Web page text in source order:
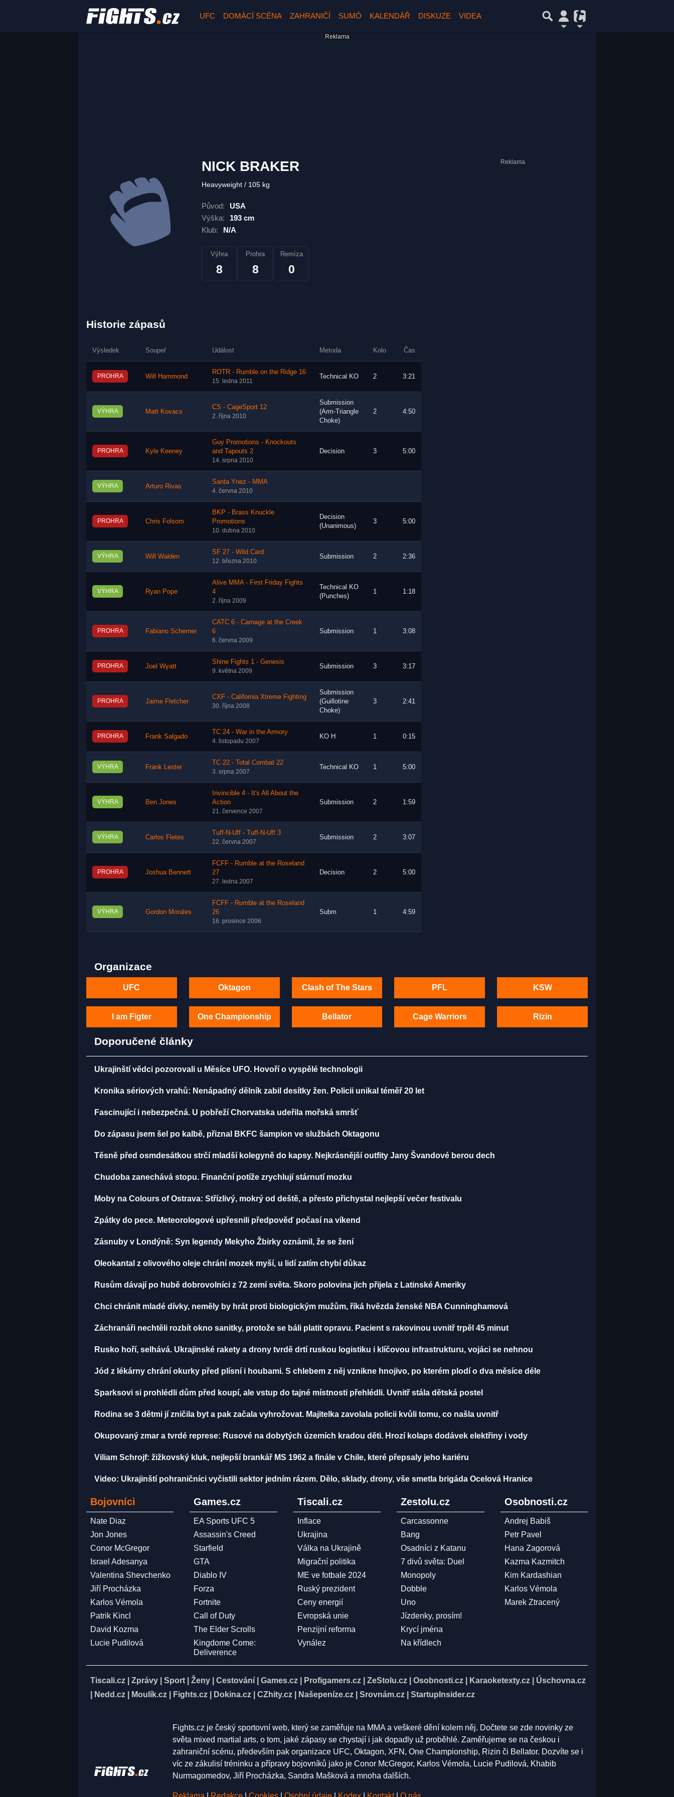
UFC DOMÁCÍ SCÉNA ZAHRANIČÍ SUMÓ KALENDÁŘ DISKUZE VIDEA
NICK BRAKER
Heavyweight 105 kg
Původ:
USA
Výška:
193 cm
Klub:
N/A
Výhra
8
Prohra
8
Remíza
0
Historie zápasů
Výsledek Soupeř Událost Metoda Kolo Čas
PROHRA Will Hammond
ROTR - Rumble on the Ridge 16
15. ledna 2011
Technical KO 2 3:21
VÝHRA Matt Kovacs
CS - CageSport 12
2. října 2010
Submission
(Arm-Triangle
Choke)
2 4:50
PROHRA Kyle Keeney
Guy Promotions - Knockouts
and Tapouts 2
14. srpna 2010
Decision 3 5:00
VÝHRA Arturo Rivas
Santa Ynez - MMA
4. června 2010
PROHRA Chris Folsom
BKP - Brass Knuckle
Promotions
10. dubna 2010
Decision
(Unanimous)
3 5:00
VÝHRA Will Walden
SF 27 - Wild Card
12. března 2010
Submission 2 2:36
VÝHRA Ryan Pope
Alive MMA - First Friday Fights
4
2. října 2009
Technical KO
(Punches)
1 1:18
PROHRA Fabiano Scherner
CATC 6 - Carnage at the Creek
6
6. června 2009
Submission 1 3:08
PROHRA Joel Wyatt
Shine Fights 1 - Genesis
9. května 2009
Submission 3 3:17
PROHRA Jaime Fletcher
CXF - California Xtreme Fighting
30. října 2008
Submission
(Guillotine
Choke)
3 2:41
PROHRA Frank Salgado
TC 24 - War in the Armory
4. listopadu 2007
KO H 1 0:15
VÝHRA Frank Lester
TC 22 - Total Combat 22
3. srpna 2007
Technical KO 1 5:00
VÝHRA Ben Jones
Invincible 4 - It's All About the
Action
21. července 2007
Submission 2 1:59
VÝHRA Carlos Fletes
Tuff-N-Uff - Tuff-N-Uff 3
22. června 2007
Submission 2 3:07
PROHRA Joshua Bennett
FCFF - Rumble at the Roseland
27
27. ledna 2007
Decision 2 5:00
VÝHRA Gordon Morales
FCFF - Rumble at the Roseland
26
16. prosince 2006
Subm 1 4:59
Organizace
UFC Oktagon Clash of The Stars PFL KSW
I am Figter One Championship Bellator Cage Warriors Rizin
Doporučené články
Ukrajinští vědci pozorovali u Měsíce UFO. Hovoří o vyspělé technologii
Kronika sériových vrahů: Nenápadný dělník zabil desítky žen. Policii unikal téměř 20 let
Fascinující i nebezpečná. U pobřeží Chorvatska udeřila mořská smršť
Do zápasu jsem šel po kalbě, přiznal BKFC šampion ve službách Oktagonu
Těsně před osmdesátkou strčí mladší kolegyně do kapsy. Nejkrásnější outfity Jany Švandové berou dech
Chudoba zanechává stopu. Finanční potíže zrychlují stárnutí mozku
Moby na Colours of Ostrava: Střízlivý, mokrý od deště, a přesto přichystal nejlepší večer festivalu
Zpátky do pece. Meteorologové upřesnili předpověď počasí na víkend
Zásnuby v Londýně: Syn legendy Mekyho Žbirky oznámil, že se žení
Oleokantal z olivového oleje chrání mozek myší, u lidí zatím chybí důkaz
Rusům dávají po hubě dobrovolníci z 72 zemí světa. Skoro polovina jich přijela z Latinské Ameriky
Chci chránit mladé dívky, neměly by hrát proti biologickým mužům, říká hvězda ženské NBA Cunninghamová
Záchranáři nechtěli rozbít okno sanitky, protože se báli platit opravu. Pacient s rakovinou uvnitř trpěl 45 minut
Rusko hoří, selhává. Ukrajinské rakety a drony tvrdě drtí ruskou logistiku i klíčovou infrastrukturu, vojáci se nehnou
Jód z lékárny chrání okurky před plísní i houbami. S chlebem z něj vznikne hnojivo, po kterém plodí o dva měsíce déle
Sparksovi si prohlédli dům před koupí, ale vstup do tajné místnosti přehlédli. Uvnitř stála dětská postel
Rodina se 3 dětmi jí zničila byt a pak začala vyhrožovat. Majitelka zavolala policii kvůli tomu, co našla uvnitř
Okupovaný zmar a tvrdé represe: Rusové na dobytých územích kradou děti. Hrozí kolaps dodávek elektřiny i vody
Viliam Schrojf: žižkovský kluk, nejlepší brankář MS 1962 a finále v Chile, které přepsaly jeho kariéru
Video: Ukrajinští pohraničníci vyčistili sektor jedním rázem. Dělo, sklady, drony, vše smetla brigáda Ocelová Hranice
Bojovníci
Nate Diaz
Jon Jones
Conor McGregor
Israel Adesanya
Valentina Shevchenko
Jiří Procházka
Karlos Vémola
Patrik Kincl
David Kozma
Lucie Pudilová
Games.cz
EA Sports UFC 5
Assassin's Creed
Starfield
GTA
Diablo IV
Forza
Fortnite
Call of Duty
The Elder Scrolls
Kingdome Come:
Deliverence
Tiscali.cz
Inflace
Ukrajina
Válka na Ukrajině
Migrační politika
ME ve fotbale 2024
Ruský prezident
Ceny energií
Evropská unie
Penzijní reforma
Vynález
Zestolu.cz
Carcassonne
Bang
Osadníci z Katanu
7 divů světa: Duel
Monopoly
Dobble
Uno
Jízdenky, prosím!
Krycí jména
Na křídlech
Osobnosti.cz
Andrej Babiš
Petr Pavel
Hana Zagorová
Kazma Kazmitch
Kim Kardashian
Karlos Vémola
Marek Ztracený
Tiscali.cz Zprávy Sport Ženy Cestování Games.cz Profigamers.cz ZeStolu.cz Osobnosti.cz Karaoketexty.cz
Úschovna.cz
Nedd.cz Moulík.cz Fights.cz Dokina.cz CZhity.cz Našepeníze.cz Srovnám.cz StartupInsider.cz
Fights.cz je český sportovní web, který se zaměřuje na MMA a veškeré dění kolem něj. Dočtete se zde novinky ze
světa mixed martial arts, o tom, jaké zápasy se chystají i jak dopadly už proběhlé. Zaměřujeme se na českou i
zahraniční scénu, především pak organizace UFC, Oktagon, XFN, One Championship, Rizin či Bellator. Dozvíte se i
víc ze zákulisí tréninku a přípravy bojovníků jako je Conor McGregor, Karlos Vémola, Lucie Pudilová, Khabib
Nurmagomedov, Jiří Procházka, Sandra Mašková a mnoha dalších.